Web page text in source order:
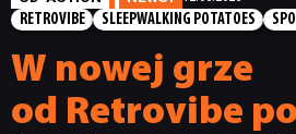
RETROVIBE
SLEEPWALKING POTATOES
W nowej grze
od Retrovibe